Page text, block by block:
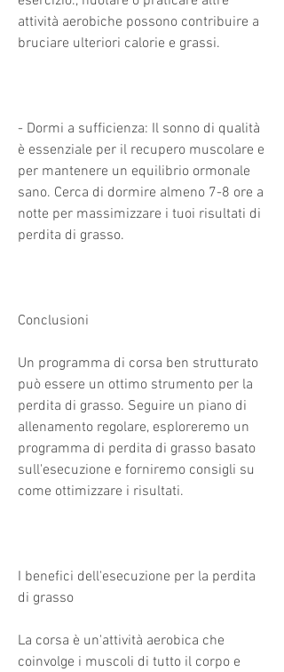
attività aerobiche possono contribuire a
bruciare ulteriori calorie e grassi.
- Dormi a sufficienza: Il sonno di qualità
è essenziale per il recupero muscolare e
per mantenere un equilibrio ormonale
sano. Cerca di dormire almeno 7-8 ore a
notte per massimizzare i tuoi risultati di
perdita di grasso.
Conclusioni
Un programma di corsa ben strutturato
può essere un ottimo strumento per la
perdita di grasso. Seguire un piano di
allenamento regolare, esploreremo un
programma di perdita di grasso basato
sull'esecuzione e forniremo consigli su
come ottimizzare i risultati.
I benefici dell'esecuzione per la perdita
di grasso
La corsa è un'attività aerobica che
coinvolge i muscoli di tutto il corpo e